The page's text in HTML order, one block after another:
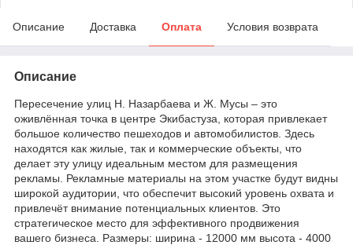
Описание Доставка Оплата Условия возврата
Описание
Пересечение улиц Н. Назарбаева и Ж. Мусы – это
оживлённая точка в центре Экибастуза, которая привлекает
большое количество пешеходов и автомобилистов. Здесь
находятся как жилые, так и коммерческие объекты, что
делает эту улицу идеальным местом для размещения
рекламы. Рекламные материалы на этом участке будут видны
широкой аудитории, что обеспечит высокий уровень охвата и
привлечёт внимание потенциальных клиентов. Это
стратегическое место для эффективного продвижения
вашего бизнеса. Размеры: ширина - 12000 мм высота - 4000